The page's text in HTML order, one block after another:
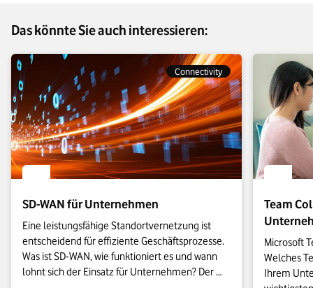
Das könnte Sie auch interessieren:
Connectivity
SD-WAN für Unternehmen
Eine leistungsfähige Standortvernetzung ist
entscheidend für effiziente Geschäftsprozesse.
Was ist SD-WAN, wie funktioniert es und wann
lohnt sich der Einsatz für Unternehmen? Der
Team
Microsoft
Welches
Ihrem